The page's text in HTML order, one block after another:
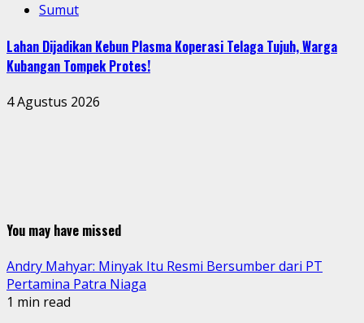
Sumut
Lahan Dijadikan Kebun Plasma Koperasi Telaga Tujuh, Warga
Kubangan Tompek Protes!
4 Agustus 2026
You may have missed
Andry Mahyar: Minyak Itu Resmi Bersumber dari PT
Pertamina Patra Niaga
1 min read